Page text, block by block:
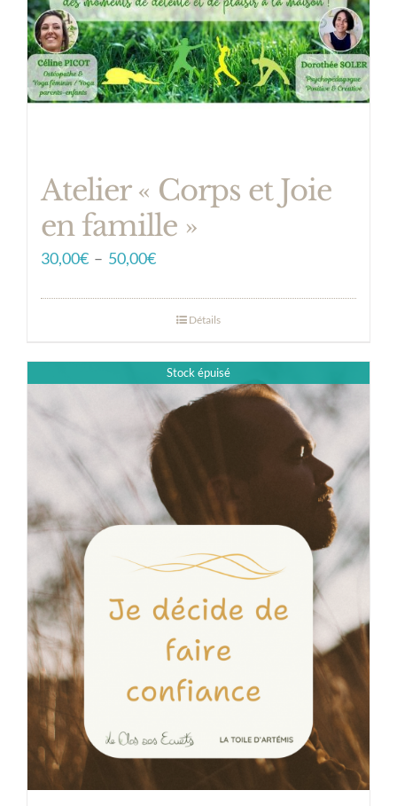
Atelier « Corps et Joie
en famille »
30,00€ – 50,00€Plage
prix :
50,00€
Détails
Stock épuisé